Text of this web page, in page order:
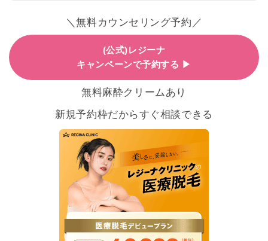
＼無料カウンセリング予約／
(公式)レジーナ
キャンペーンで予約する ▶
無料麻酔クリームあり
新規予約枠だからすぐ相談できる